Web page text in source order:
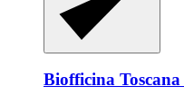
Biofficina Toscana